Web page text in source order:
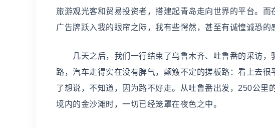
旅游观光客和贸易投资者，搭建起青岛走向世界的平台。
广告牌跃入我的眼帘之际，我有些愕然，甚至有诚惶诚恐的
几天之后，我们一行结束了乌鲁木齐、吐鲁番的采访，
路，汽车走得实在没有脾气，颠簸不定的搓板路：看上去
了想说，不知道，因为路不好走。从吐鲁番出发，250公
境内的金沙滩时，一切已经笼罩在夜色之中。